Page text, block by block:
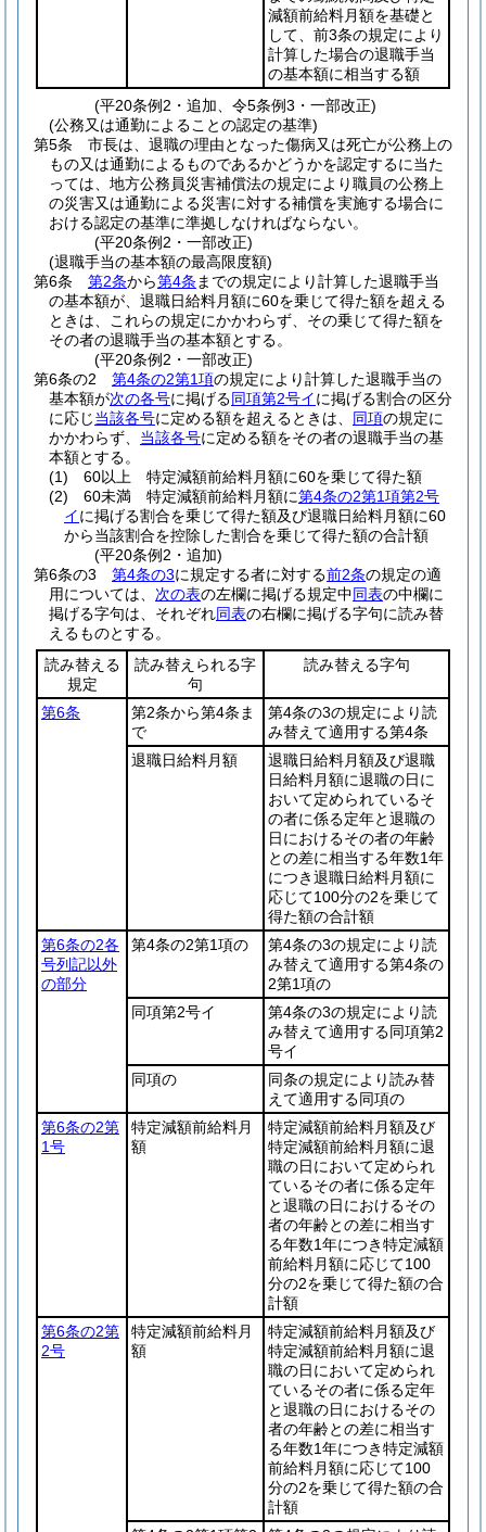
減額前給料月額を基礎と
して、前3条の規定により
計算した場合の退職手当
の基本額に相当する額
(平20条例2・追加、令5条例3・一部改正)
(公務又は通勤によることの認定の基準)
第5条
市長は、退職の理由となった傷病又は死亡が公務上の
もの又は通勤によるものであるかどうかを認定するに当た
っては、地方公務員災害補償法の規定により職員の公務上
の災害又は通勤による災害に対する補償を実施する場合に
おける認定の基準に準拠しなければならない。
(平20条例2・一部改正)
(退職手当の基本額の最高限度額)
第6条
第2条から第4条 までの規定により計算した退職手当
の基本額が、退職日給料月額に60を乗じて得た額を超える
ときは、これらの規定にかかわらず、その乗じて得た額を
その者の退職手当の基本額とする。
(平20条例2・一部改正)
第6条の2
第4条の2第1項の規定により計算した退職手当の
基本額が次の各号に掲げる同項第2号イに掲げる割合の区分
に応じ当該各号に定める額を超えるときは、 同項の規定に
かかわらず、 当該各号に定める額をその者の退職手当の基
本額とする。
(1)
60以上 特定減額前給料月額に60を乗じて得た額
(2)
60未満 特定減額前給料月額に第4条の2第1項第2号
イに掲げる割合を乗じて得た額及び退職日給料月額に60
から当該割合を控除した割合を乗じて得た額の合計額
(平20条例2・追加)
第6条の3
第4条の3に規定する者に対する前2条の規定の適
用については、 次の表の左欄に掲げる規定中同表の中欄に
掲げる字句は、それぞれ同表の右欄に掲げる字句に読み替
えるものとする。
読み替える
規定
読み替えられる字
句
読み替える字句
第6条
第2条から第4条ま
で
第4条の3の規定により読
み替えて適用する第4条
退職日給料月額
退職日給料月額及び退職
日給料月額に退職の日に
おいて定められているそ
の者に係る定年と退職の
日におけるその者の年齢
との差に相当する年数1年
につき退職日給料月額に
応じて100分の2を乗じて
得た額の合計額
第6条の2各
号列記以外
の部分
第4条の2第1項の
第4条の3の規定により読
み替えて適用する第4条の
2第1項の
同項第2号イ
第4条の3の規定により読
み替えて適用する同項第2
号イ
同項の
同条の規定により読み替
えて適用する同項の
第6条の2第
1号
特定減額前給料月
額
特定減額前給料月額及び
特定減額前給料月額に退
職の日において定められ
ているその者に係る定年
と退職の日におけるその
者の年齢との差に相当す
る年数1年につき特定減額
前給料月額に応じて100
分の2を乗じて得た額の合
計額
第6条の2第
2号
特定減額前給料月
額
特定減額前給料月額及び
特定減額前給料月額に退
職の日において定められ
ているその者に係る定年
と退職の日におけるその
者の年齢との差に相当す
る年数1年につき特定減額
前給料月額に応じて100
分の2を乗じて得た額の合
計額